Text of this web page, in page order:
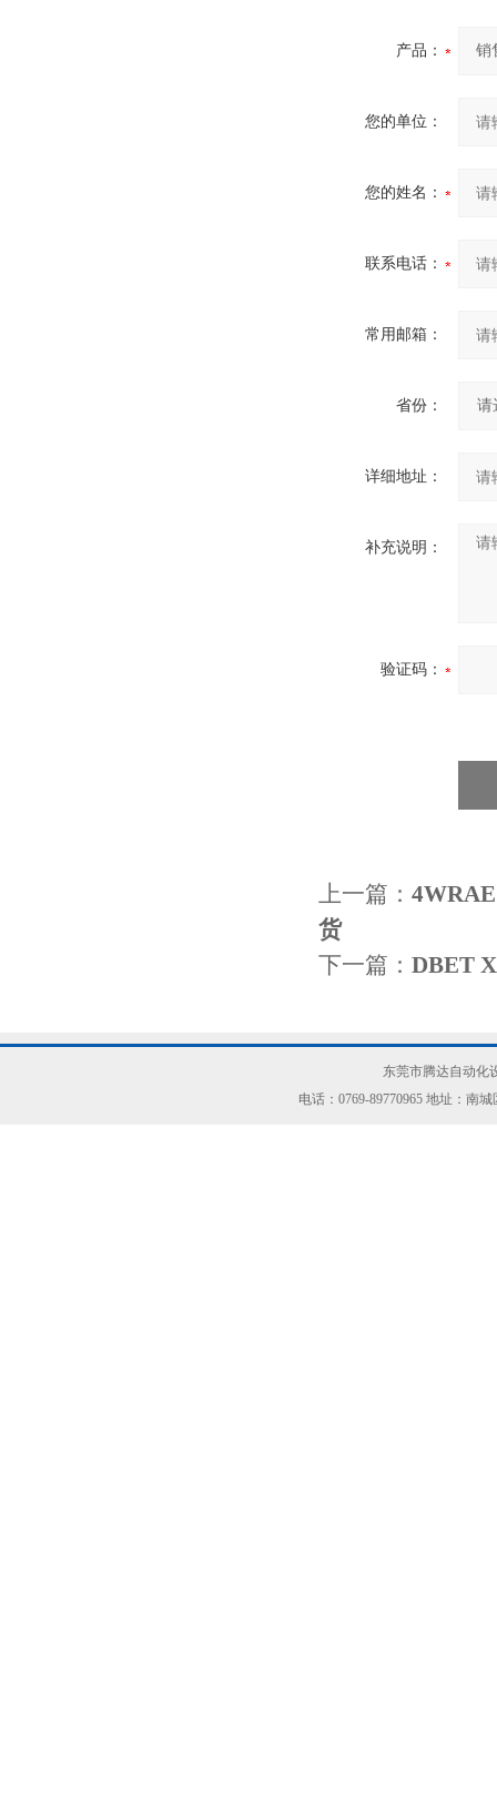
产品：
您的单位：
您的姓名：
联系电话：
常用邮箱：
省份：
详细地址：
补充说明：
验证码：
上一篇：
货
下一篇： DBET
东莞市腾达自动化
电话：0769-89770965 地址：南